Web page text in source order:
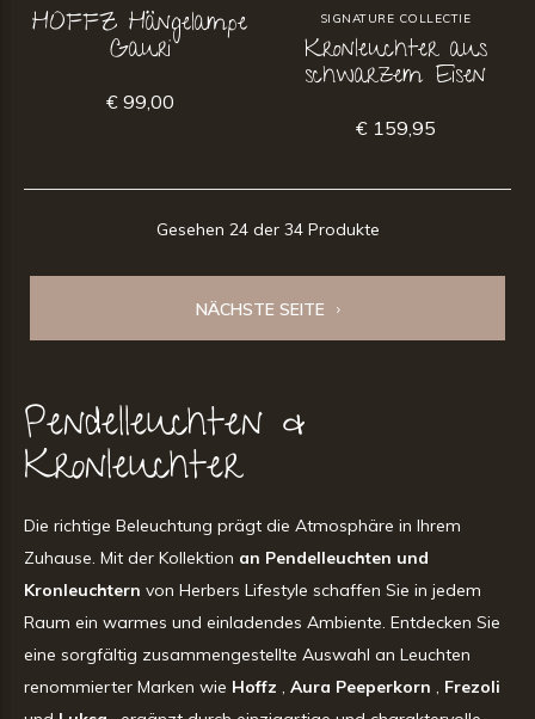
HOFFZ Hängelampe
Gauri
€ 99,00
SIGNATURE COLLECTIE
Kronleuchter aus
schwarzem Eisen
€ 159,95
Gesehen 24 der 34 Produkte
NÄCHSTE SEITE
Pendelleuchten &
Kronleuchter
Die richtige Beleuchtung prägt die Atmosphäre in Ihrem
Zuhause. Mit der Kollektion an Pendelleuchten und
Kronleuchtern von Herbers Lifestyle schaffen Sie in jedem
Raum ein warmes und einladendes Ambiente. Entdecken Sie
eine sorgfältig zusammengestellte Auswahl an Leuchten
renommierter Marken wie Hoffz , Aura Peeperkorn , Frezoli